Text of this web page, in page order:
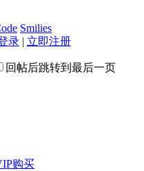
Smilies
录 | 立即注册
回帖后跳转到最后一页
购买